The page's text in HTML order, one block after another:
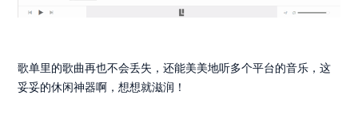
歌单里的歌曲再也不会丢失，还能美美地听多个平台的音乐，这
妥妥的休闲神器啊，想想就滋润！